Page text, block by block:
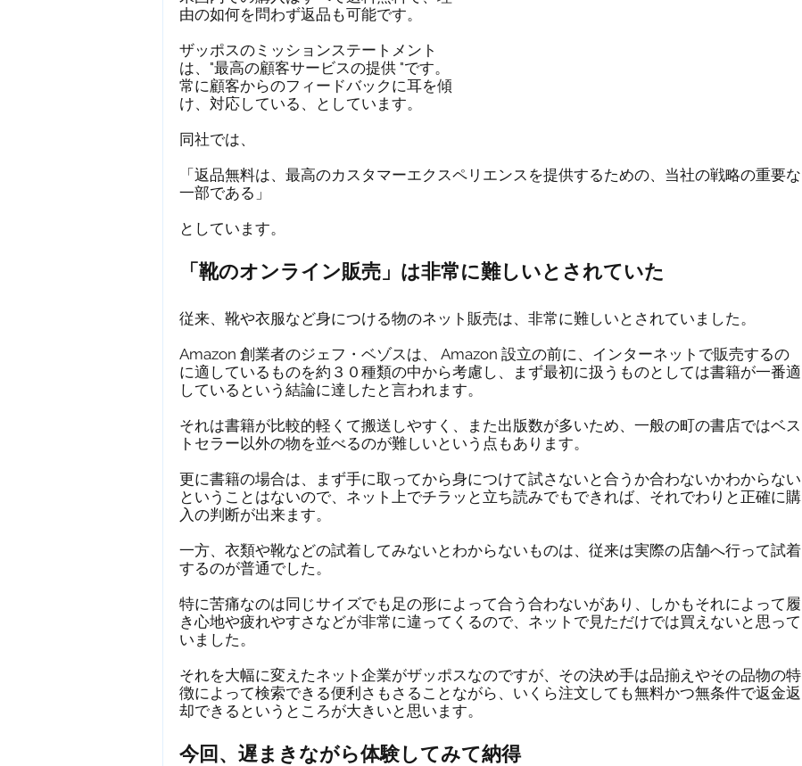
由の如何を問わず返品も可能です。
ザッポスのミッションステートメント
は、"最高の顧客サービスの提供 "です。
常に顧客からのフィードバックに耳を傾
け、対応している、としています。
同社では、
「返品無料は、最高のカスタマーエクスペリエンスを提供するための、当社の戦略の重要な
一部である」
としています。
「靴のオンライン販売」は非常に難しいとされていた
従来、靴や衣服など身につける物のネット販売は、非常に難しいとされていました。
Amazon 創業者のジェフ・ベゾスは、 Amazon 設立の前に、インターネットで販売するの
に適しているものを約３０種類の中から考慮し、まず最初に扱うものとしては書籍が一番適
しているという結論に達したと言われます。
それは書籍が比較的軽くて搬送しやすく、また出版数が多いため、一般の町の書店ではベス
トセラー以外の物を並べるのが難しいという点もあります。
更に書籍の場合は、まず手に取ってから身につけて試さないと合うか合わないかわからない
ということはないので、ネット上でチラッと立ち読みでもできれば、それでわりと正確に購
入の判断が出来ます。
一方、衣類や靴などの試着してみないとわからないものは、従来は実際の店舗へ行って試着
するのが普通でした。
特に苦痛なのは同じサイズでも足の形によって合う合わないがあり、しかもそれによって履
き心地や疲れやすさなどが非常に違ってくるので、ネットで見ただけでは買えないと思って
いました。
それを大幅に変えたネット企業がザッポスなのですが、その決め手は品揃えやその品物の特
徴によって検索できる便利さもさることながら、いくら注文しても無料かつ無条件で返金返
却できるというところが大きいと思います。
今回、遅まきながら体験してみて納得